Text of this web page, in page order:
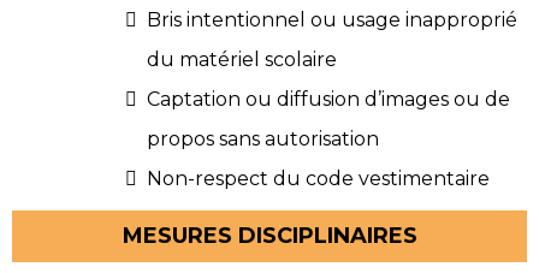
Bris intentionnel ou usage inapproprié
du matériel scolaire
Captation ou diffusion d’images ou de
propos sans autorisation
Non-respect du code vestimentaire
MESURES DISCIPLINAIRES